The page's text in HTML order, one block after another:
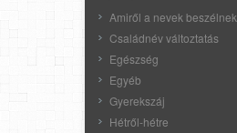
Amiről a nevek beszélnek
Családnév változtatás
Egészség
Egyéb
Gyerekszáj
Hétről-hétre